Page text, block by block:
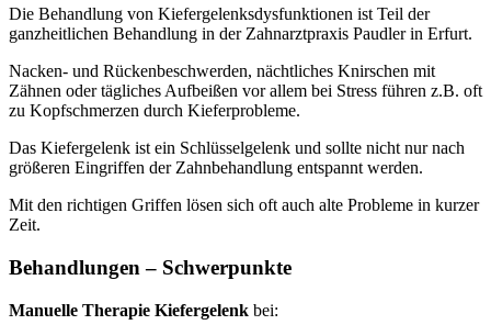
Die Behandlung von Kiefergelenksdysfunktionen ist Teil der
ganzheitlichen Behandlung in der Zahnarztpraxis Paudler in Erfurt.
Nacken- und Rückenbeschwerden, nächtliches Knirschen mit
Zähnen oder tägliches Aufbeißen vor allem bei Stress führen z.B. oft
zu Kopfschmerzen durch Kieferprobleme.
Das Kiefergelenk ist ein Schlüsselgelenk und sollte nicht nur nach
größeren Eingriffen der Zahnbehandlung entspannt werden.
Mit den richtigen Griffen lösen sich oft auch alte Probleme in kurzer
Zeit.
Behandlungen – Schwerpunkte
Manuelle Therapie Kiefergelenk bei: